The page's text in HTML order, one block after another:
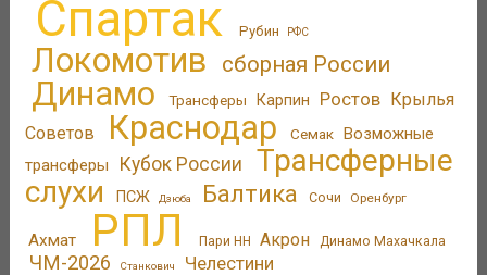
Спартак Рубин РФС
Локомотив сборная России
Динамо Трансферы Карпин Ростов Крылья
Советов
Краснодар Семак Возможные
трансферы
Кубок России
Трансферные
слухи
ПСЖ Дзюба Балтика Сочи Оренбург
Ахмат РПЛ Пари НН Акрон Динамо Махачкала
ЧМ-2026 Станкович Челестини